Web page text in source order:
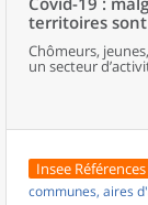
territoires
Chômeurs,
un secteur
à court ou
regroupent
difficultés
l’hébergement, le
durement
Insee Références
communes, aires